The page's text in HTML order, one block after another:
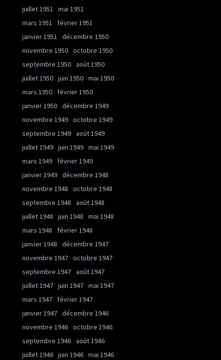
juillet 1951
mai 1951
mars 1951
février 1951
janvier 1951
décembre 1950
novembre 1950 octobre 1950
septembre 1950 août 1950
juillet 1950 juin 1950 mai 1950
mars 1950
février 1950
janvier 1950 décembre 1949
novembre 1949 octobre 1949
septembre 1949 août 1949
juillet 1949 juin 1949 mai 1949
mars 1949
février 1949
janvier 1949 décembre 1948
novembre 1948
octobre 1948
septembre 1948
août 1948
juillet 1948
juin 1948
mai 1948
mars 1948
février 1948
janvier 1948
décembre 1947
novembre 1947 octobre 1947
septembre 1947 août 1947
juillet 1947 juin 1947 mai 1947
mars 1947
février 1947
janvier 1947 décembre 1946
novembre 1946 octobre 1946
septembre 1946 août 1946
juillet 1946 juin 1946 mai 1946